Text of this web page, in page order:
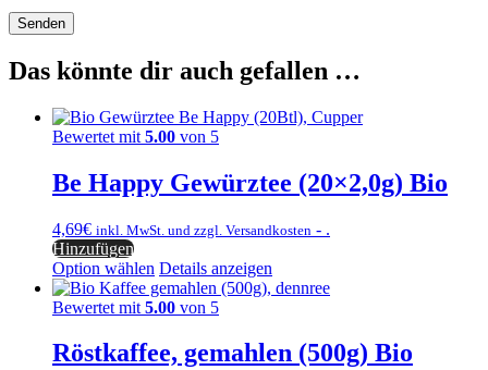
Das könnte dir auch gefallen …
Bewertet mit 5.00 von 5
Be Happy Gewürztee (20×2,0g) Bio
4,69€ inkl. MwSt. und zzgl. Versandkosten - .
Hinzufügen
Option wählen Details anzeigen
Bewertet mit 5.00 von 5
Röstkaffee, gemahlen (500g) Bio